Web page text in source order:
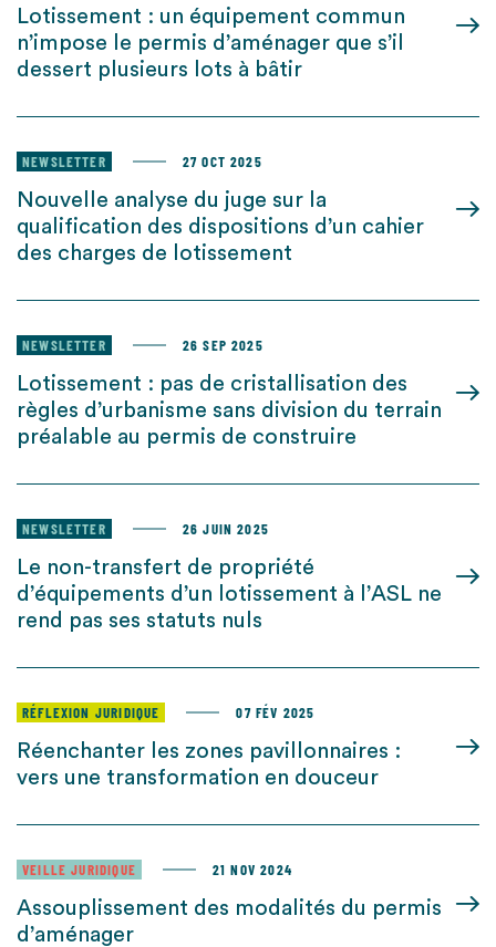
Lotissement : un équipement commun
n’impose le permis d’aménager que s’il
dessert plusieurs lots à bâtir
NEWSLETTER 27 OCT 2025
Nouvelle analyse du juge sur la
qualification des dispositions d’un cahier
des charges de lotissement
NEWSLETTER 26 SEP 2025
Lotissement : pas de cristallisation des
règles d’urbanisme sans division du terrain
préalable au permis de construire
NEWSLETTER 26 JUIN 2025
Le non-transfert de propriété
d’équipements d’un lotissement à l’ASL ne
rend pas ses statuts nuls
RÉFLEXION JURIDIQUE 07 FÉV 2025
Réenchanter les zones pavillonnaires :
vers une transformation en douceur
VEILLE JURIDIQUE 21 NOV 2024
Assouplissement des modalités du permis
d’aménager